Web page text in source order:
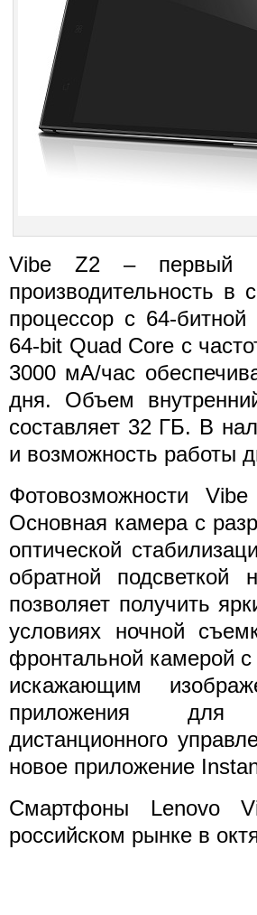
Vibe Z2 – первый
производительность в
процессор с 64-битной
64-bit Quad Core с
3000 мА/час
дня. Объем
составляет 32 ГБ. В
и возможность работы
Фотовозможности
Основная камера с
оптической
обратной подсветкой
позволяет получить
условиях ночной
фронтальной камерой
искажающим
приложения для
дистанционного
новое приложение
Смартфоны Lenovo
российском рынке в